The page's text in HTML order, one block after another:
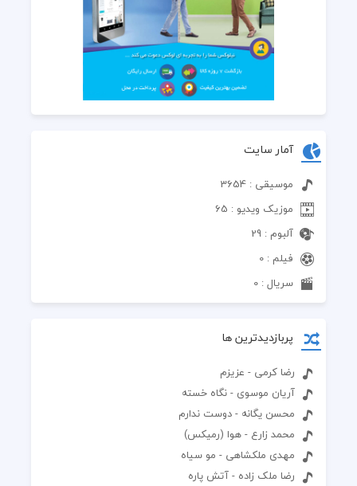
آمار سایت
موسیقی : 3654
موزیک ویدیو : 65
آلبوم : 29
فیلم : 0
سریال : 0
پربازدیدترین ها
رضا کرمی - عزیزم
آریان موسوی - نگاه خسته
محسن یگانه - دوست ندارم
محمد زارع - هوا (رمیکس)
مهدی ملکشاهی - مو سیاه
رضا ملک زاده - آتش پاره